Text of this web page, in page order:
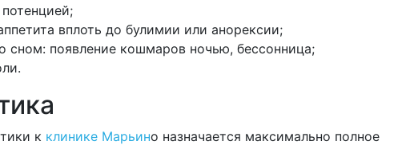
вплоть до булимии или анорексии;
сном: появление кошмаров ночью, бессонница;
к клинике Марьино назначается максимально полное